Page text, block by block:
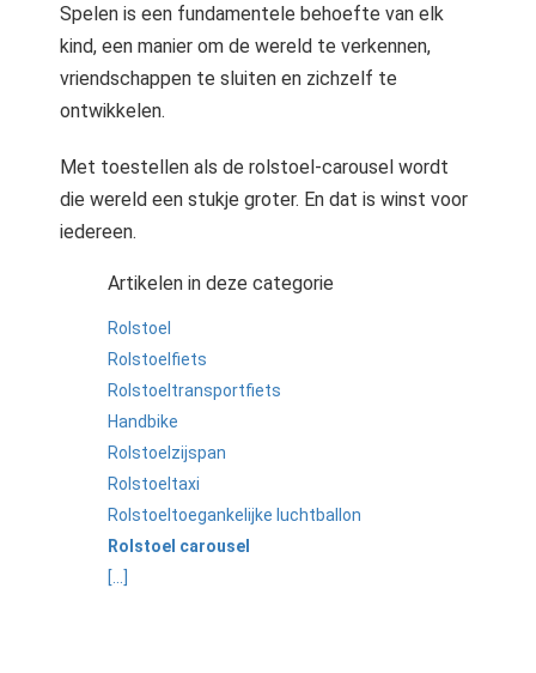
Spelen is een fundamentele behoefte van elk
kind, een manier om de wereld te verkennen,
vriendschappen te sluiten en zichzelf te
ontwikkelen.
Met toestellen als de rolstoel-carousel wordt
die wereld een stukje groter. En dat is winst voor
iedereen.
Artikelen in deze categorie
Rolstoel
Rolstoelfiets
Rolstoeltransportfiets
Handbike
Rolstoelzijspan
Rolstoeltaxi
Rolstoeltoegankelijke luchtballon
Rolstoel carousel
[...]